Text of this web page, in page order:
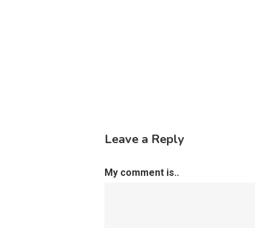
Leave a Reply
My comment is..